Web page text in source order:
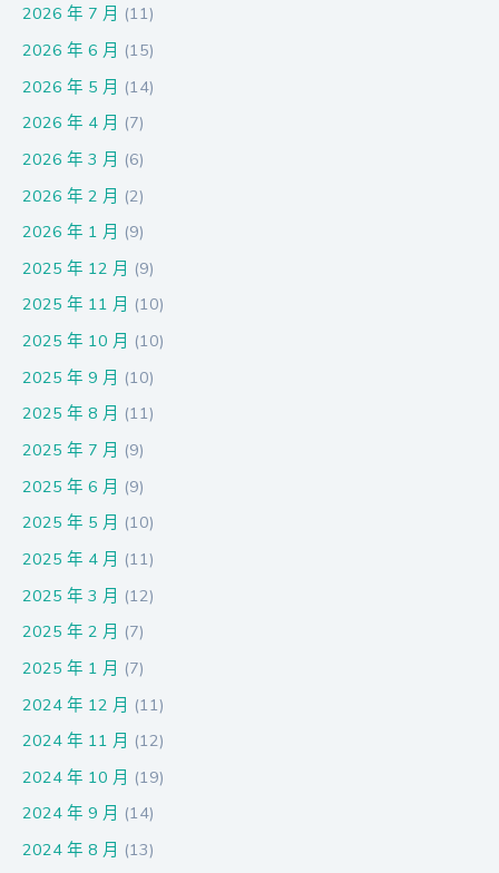
2026 年 7 月 (11)
2026 年 6 月 (15)
2026 年 5 月 (14)
2026 年 4 月 (7)
2026 年 3 月 (6)
2026 年 2 月 (2)
2026 年 1 月 (9)
2025 年 12 月 (9)
2025 年 11 月 (10)
2025 年 10 月 (10)
2025 年 9 月 (10)
2025 年 8 月 (11)
2025 年 7 月 (9)
2025 年 6 月 (9)
2025 年 5 月 (10)
2025 年 4 月 (11)
2025 年 3 月 (12)
2025 年 2 月 (7)
2025 年 1 月 (7)
2024 年 12 月 (11)
2024 年 11 月 (12)
2024 年 10 月 (19)
2024 年 9 月 (14)
2024 年 8 月 (13)